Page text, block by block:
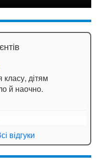
дітям
й наочно.
дуже яскравий,
відгуки